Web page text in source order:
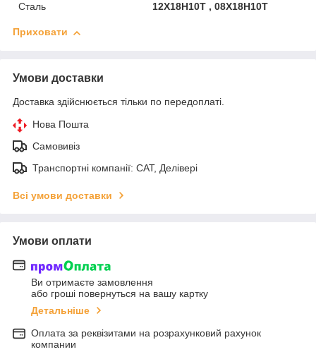
Сталь
12Х18Н10Т , 08Х18Н10Т
Приховати
Умови доставки
Доставка здійснюється тільки по передоплаті.
Нова Пошта
Самовивіз
Транспортні компанії: САТ, Делівері
Всі умови доставки
Умови оплати
Ви отримаєте замовлення
або гроші повернуться на вашу картку
Детальніше
Оплата за реквізитами на розрахунковий рахунок
компании